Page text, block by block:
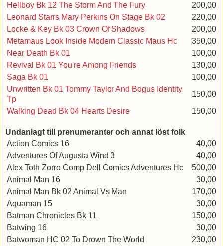
Hellboy Bk 12 The Storm And The Fury
200,00
Leonard Starrs Mary Perkins On Stage Bk 02
220,00
Locke & Key Bk 03 Crown Of Shadows
200,00
Metamaus Look Inside Modern Classic Maus Hc
350,00
Near Death Bk 01
100,00
Revival Bk 01 You're Among Friends
130,00
Saga Bk 01
100,00
Unwritten Bk 01 Tommy Taylor And Bogus Identity
Tp
150,00
Walking Dead Bk 04 Hearts Desire
150,00
Undanlagt till prenumeranter och annat löst folk
Action Comics 16
40,00
Adventures Of Augusta Wind 3
40,00
Alex Toth Zorro Comp Dell Comics Adventures Hc
500,00
Animal Man 16
30,00
Animal Man Bk 02 Animal Vs Man
170,00
Aquaman 15
30,00
Batman Chronicles Bk 11
150,00
Batwing 16
30,00
Batwoman HC 02 To Drown The World
230,00